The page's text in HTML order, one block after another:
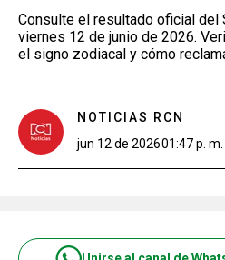
Consulte el resultado oficial del
viernes 12 de junio de 2026.
el signo zodiacal y cómo
NOTICIAS RCN
jun 12 de 202601:47 p. m.